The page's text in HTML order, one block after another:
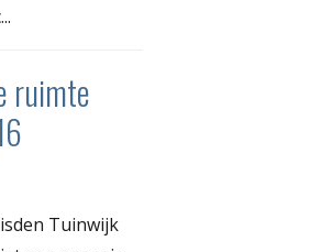
ruimte
Tuinwijk